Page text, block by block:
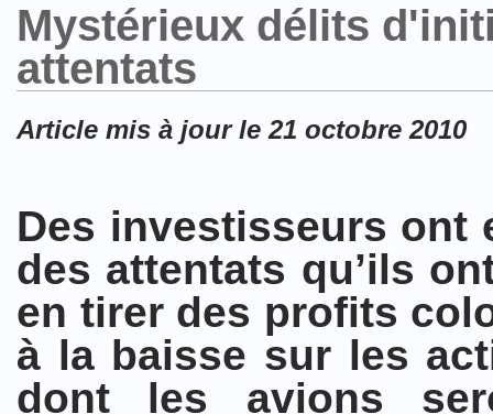
Mystérieux délits
attentats
Article mis à jour le 21 octobre 2010
Des investisseurs ont
des attentats qu’ils
en tirer des profits
à la baisse sur les
dont les avions